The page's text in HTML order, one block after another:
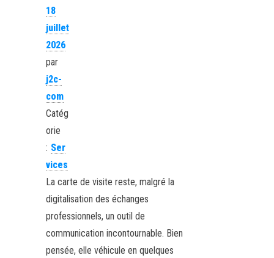
18
juillet
2026
par
j2c-
com
Catég
orie
: Ser
vices
La carte de visite reste, malgré la
digitalisation des échanges
professionnels, un outil de
communication incontournable. Bien
pensée, elle véhicule en quelques